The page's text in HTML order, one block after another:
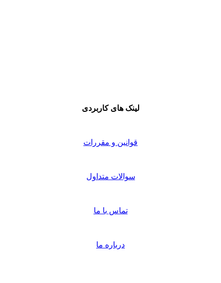
لینک های کاربردی
قوانین و مقررات
سوالات متداول
تماس با ما
درباره ما